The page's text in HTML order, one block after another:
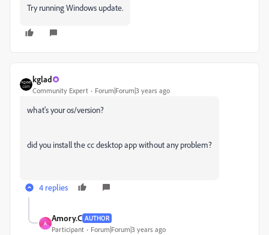
Try running Windows update.
kglad
Community Expert Forum|Forum|3 years ago
what's your os/version?
did you install the cc desktop app without any problem?
4 replies
A
Amory.C AUTHOR
Participant Forum|Forum|3 years ago